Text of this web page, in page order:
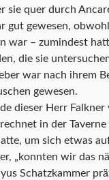
sie quer durch
gut gewesen,
war – zumindest
die sie
war nach ihrem
gewesen.
dieser Herr Falkner
in der
um sich etwas
er, „konnten wir das
Schatzkammer